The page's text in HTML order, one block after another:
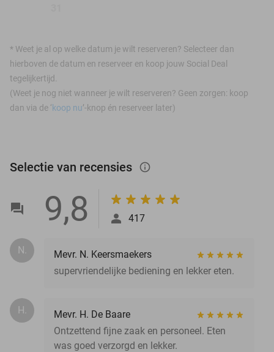
* Weet je al op welke datum je wilt reserveren? Selecteer dan
hierboven de datum en reserveer en koop jouw Social Deal
tegelijkertijd.
(Weet je nog niet wanneer je wilt reserveren? Geen zorgen: koop
dan via de ‘koop nu’-knop én reserveer later)
Selectie van recensies info_outlined
9,8 417
N.
Mevr. N. Keersmaekers
supervriendelijke bediening en lekker eten.
H.
Mevr. H. De Baare
Ontzettend fijne zaak en personeel. Eten
was goed verzorgd en lekker.